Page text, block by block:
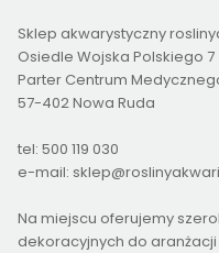
Sklep akwarystyczny
Osiedle Wojska Polskiego 7
Parter Centrum
57-402 Nowa Ruda
tel: 500 119 030
e-mail:
Na miejscu oferujemy
dekoracyjnych do